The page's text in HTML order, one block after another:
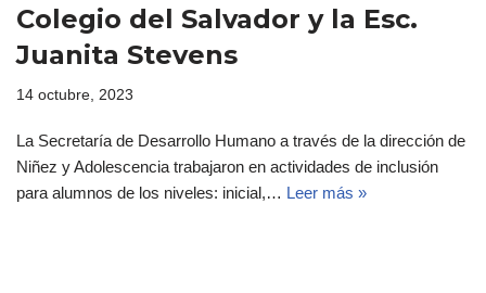
Colegio del Salvador y la Esc.
Juanita Stevens
14 octubre, 2023
La Secretaría de Desarrollo Humano a través de la dirección de
Niñez y Adolescencia trabajaron en actividades de inclusión
para alumnos de los niveles: inicial,… Leer más »